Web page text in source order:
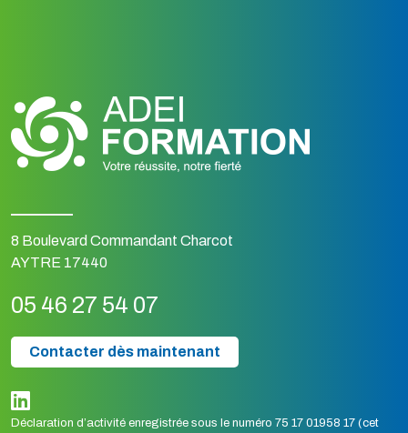
8 Boulevard Commandant Charcot
AYTRE 17440
05 46 27 54 07
Contacter dès maintenant
Déclaration d’activité enregistrée sous le numéro 75 17 01958 17 (cet